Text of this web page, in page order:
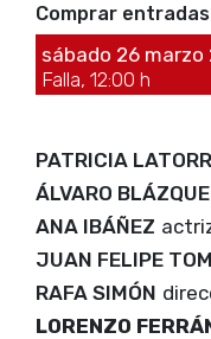
Comprar entradas
sábado 26
Falla, 12:00 h
PATRICIA
ÁLVARO
ANA IBÁÑEZ
JUAN FELIPE
RAFA SIMÓN
LORENZO